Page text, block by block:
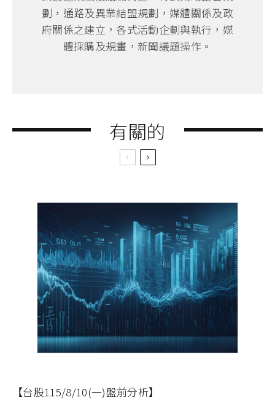
劃，通路及異業結盟規劃，媒體關係及政
府關係之建立，各式活動企劃與執行，媒
體採購及規畫，新聞議題操作。
有關的
【台股115/8/10(一)盤前分析】